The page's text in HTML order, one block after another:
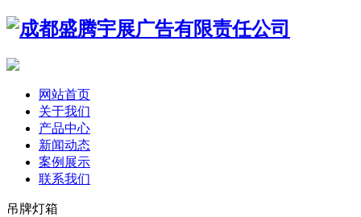
网站首页
关于我们
产品中心
新闻动态
案例展示
联系我们
吊牌灯箱